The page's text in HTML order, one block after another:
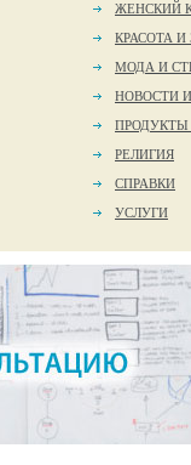
ЖЕНСКИЙ
КРАСОТА И
МОДА И
НОВОСТИ
РЕЛИГИЯ
СПРАВКИ
УСЛУГИ